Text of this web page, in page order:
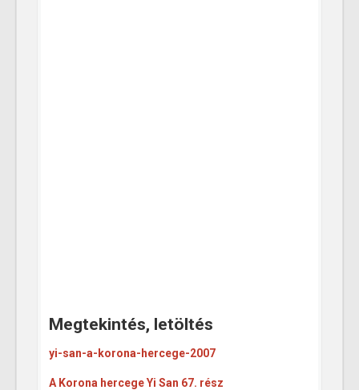
Megtekintés, letöltés
yi-san-a-korona-hercege-2007
A Korona hercege Yi San 67. rész